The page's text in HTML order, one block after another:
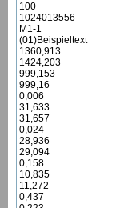
100
1024013556
M1-1
(01)Beispieltext
1360,913
1424,203
999,153
999,16
0,006
31,633
31,657
0,024
28,936
29,094
0,158
10,835
11,272
0,437